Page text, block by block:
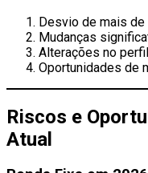
Desvio de mais de
Mudanças
Alterações no
Oportunidades de
Riscos e
Atual